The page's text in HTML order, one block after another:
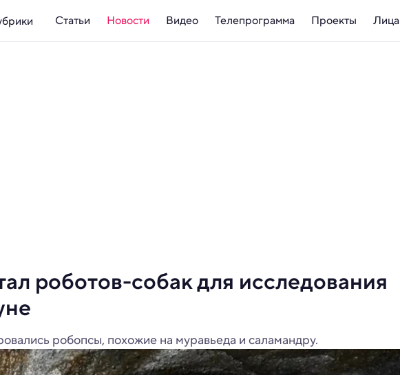
Статьи Новости Видео Телепрограмма Проекты Лица
роботов-собак для исследования
робопсы, похожие на муравьеда и саламандру.